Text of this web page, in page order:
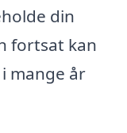
din
fortsat kan
mange år